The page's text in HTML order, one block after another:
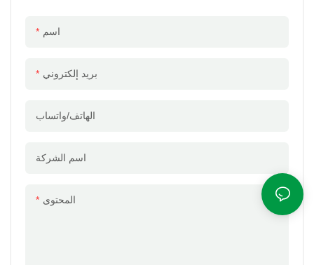
اسم
بريد إلكتروني
الهاتف/واتساب
اسم الشركة
المحتوى